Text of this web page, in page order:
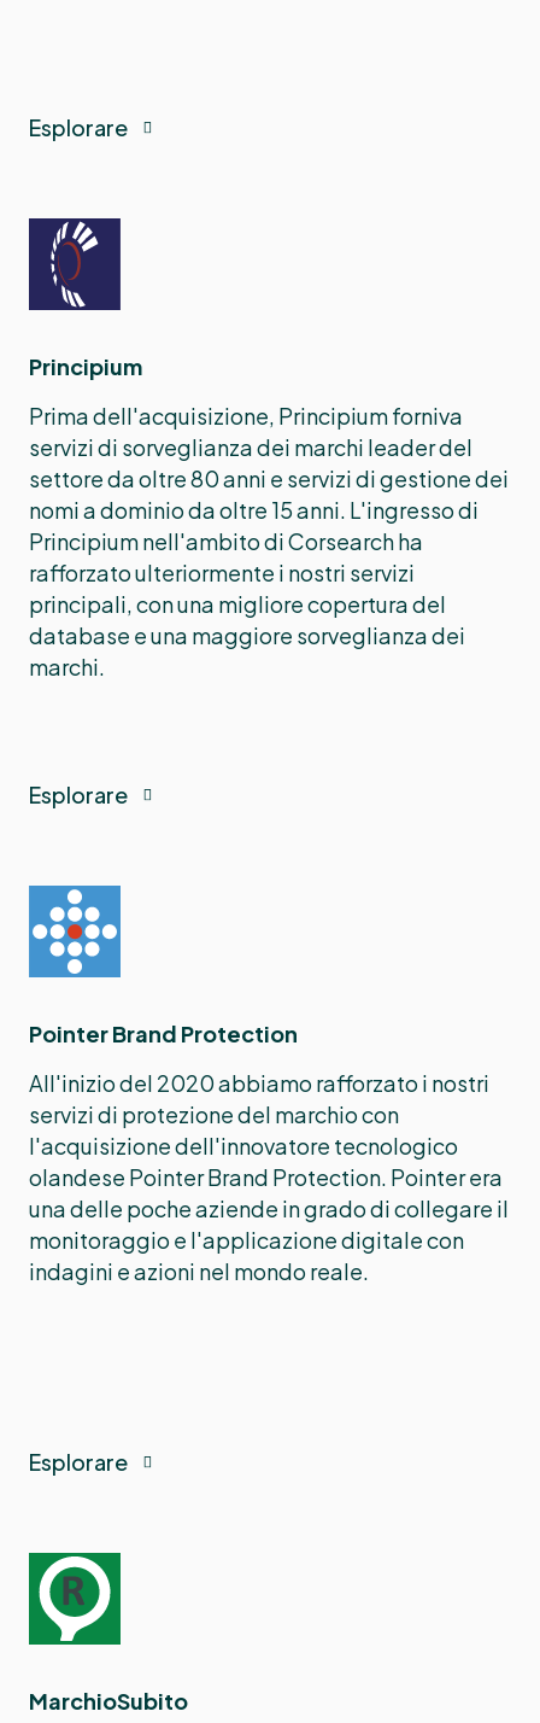
Esplorare
Principium
Prima dell'acquisizione, Principium forniva
servizi di sorveglianza dei marchi leader del
settore da oltre 80 anni e servizi di gestione dei
nomi a dominio da oltre 15 anni. L'ingresso di
Principium nell'ambito di Corsearch ha
rafforzato ulteriormente i nostri servizi
principali, con una migliore copertura del
database e una maggiore sorveglianza dei
marchi.
Esplorare
Pointer Brand Protection
All'inizio del 2020 abbiamo rafforzato i nostri
servizi di protezione del marchio con
l'acquisizione dell'innovatore tecnologico
olandese Pointer Brand Protection. Pointer era
una delle poche aziende in grado di collegare il
monitoraggio e l'applicazione digitale con
indagini e azioni nel mondo reale.
Esplorare
MarchioSubito